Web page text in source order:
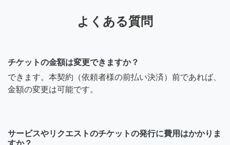
よくある質問
チケットの金額は変更できますか？
できます。本契約（依頼者様の前払い決済）前であれば、
金額の変更は可能です。
サービスやリクエストのチケットの発行に費用はかかりま
すか？